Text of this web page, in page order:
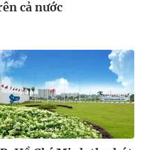
897 897
cả nước